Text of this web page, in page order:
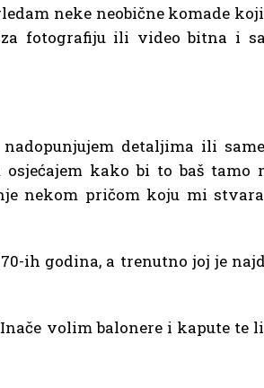
neke neobične komade
fotografiju ili video bitna i
detaljima ili
kako bi to baš tamo
nekom pričom koju mi
ih godina, a trenutno joj je
volim balonere i kapute te